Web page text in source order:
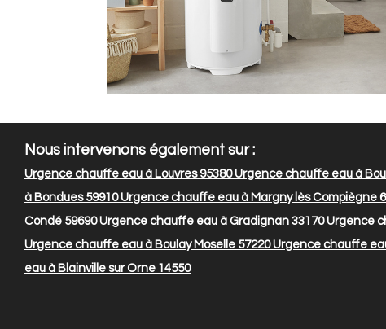
Nous intervenons également sur :
Urgence chauffe eau à Louvres 95380Urgence chauffe eau à
à Bondues 59910Urgence chauffe eau à Margny lès Compiègne
Condé 59690Urgence chauffe eau à Gradignan 33170Urgence
Urgence chauffe eau à Boulay Moselle 57220Urgence chauffe
eau à Blainville sur Orne 14550